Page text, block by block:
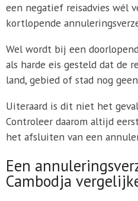
een negatief reisadvies wél
kortlopende
Wel wordt bij een
als harde eis gesteld dat de
land, gebied of stad nog
Uiteraard is dit niet het
Controleer daarom altijd
het afsluiten van een
Een
Cambodja